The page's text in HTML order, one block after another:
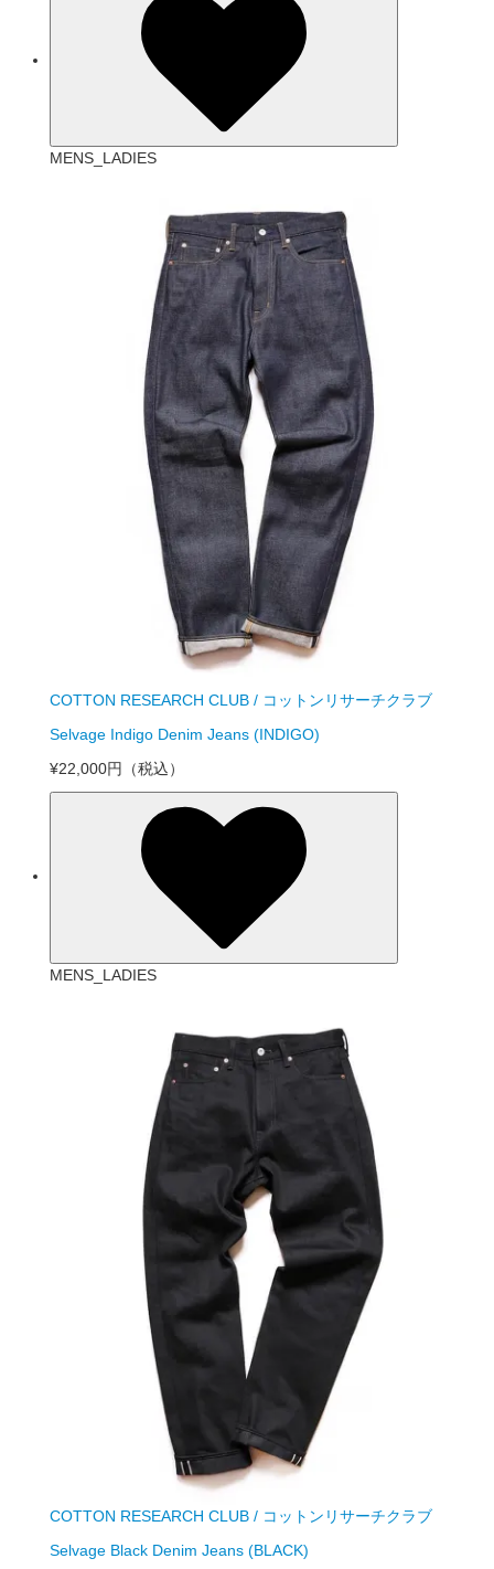
MENS_LADIES
COTTON RESEARCH CLUB / コットンリサーチクラブ
Selvage Indigo Denim Jeans (INDIGO)
¥22,000円 （税込）
MENS_LADIES
COTTON RESEARCH CLUB / コットンリサーチクラブ
Selvage Black Denim Jeans (BLACK)